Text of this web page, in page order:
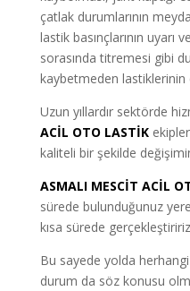
çatlak durumlarının
lastik basınçlarının uyarı
sorasında titremesi gibi
kaybetmeden
Uzun yıllardır sektörde
ACİL OTO LASTİK
kaliteli bir şekilde
ASMALI MESCİT ACİL
sürede bulunduğunuz
kısa sürede
Bu sayede yolda herhangi
durum da söz konusu